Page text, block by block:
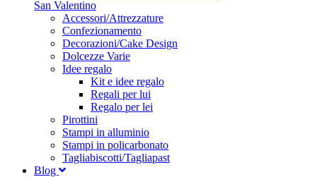
San Valentino
Accessori/Attrezzature
Confezionamento
Decorazioni/Cake Design
Dolcezze Varie
Idee regalo
Kit e idee regalo
Regali per lui
Regalo per lei
Pirottini
Stampi in alluminio
Stampi in policarbonato
Tagliabiscotti/Tagliapast
Blog